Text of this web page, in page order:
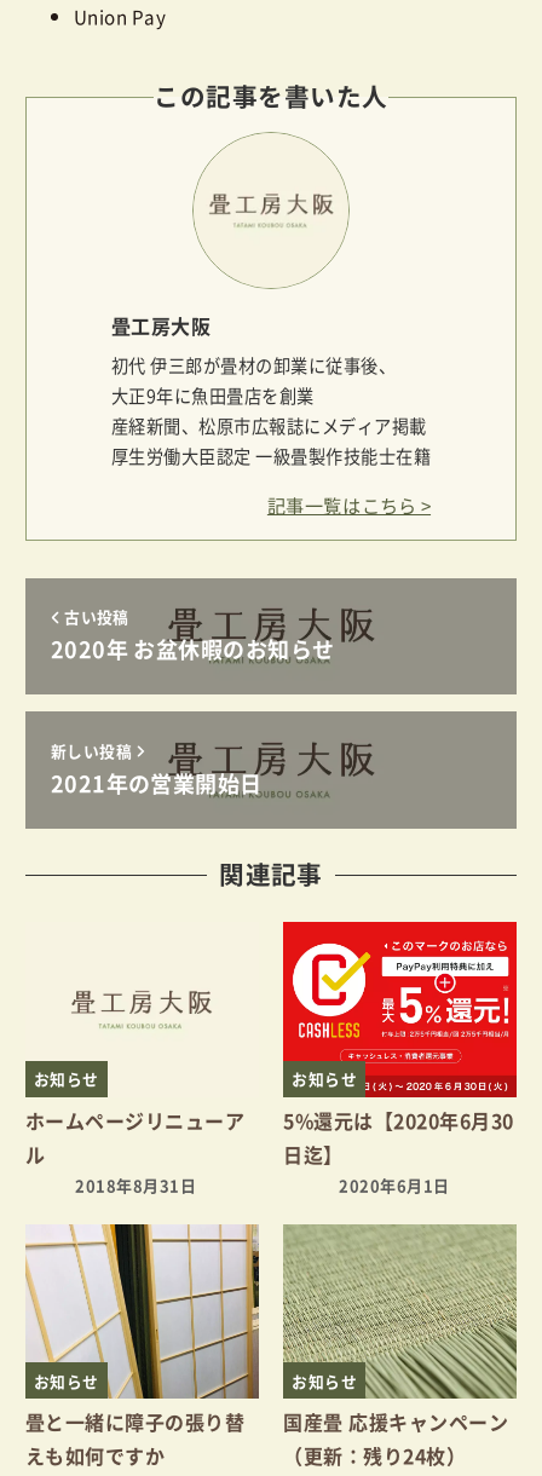
Union Pay
この記事を書いた人
畳工房大阪
初代 伊三郎が畳材の卸業に従事後、
大正9年に魚田畳店を創業
産経新聞、松原市広報誌にメディア掲載
厚生労働大臣認定 一級畳製作技能士在籍
記事一覧
古い投稿
2020年 お盆休暇のお知らせ
新しい投稿
2021年の営業開始日
関連記事
お知らせ
ホームページリニューア
ル
2018年8月31日
お知らせ
5%還元は【2020年6月30
日迄】
2020年6月1日
お知らせ
畳と一緒に障子の張り替
えも如何ですか
お知らせ
国産畳 応援キャンペーン
（更新：残り24枚）